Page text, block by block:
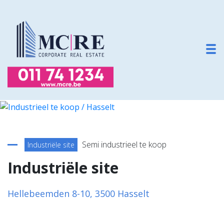
Terug naar overzicht
Industriële site Semi industrieel te koop
Industriële site
Hellebeemden 8-10, 3500 Hasselt